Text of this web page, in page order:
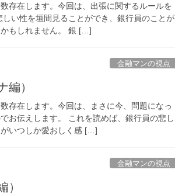
存在します。今回は、出張に関するルールを
い性を垣間見ることができ、銀行員のことが
もしれません。 銀 […]
金融マンの視点
編）
存在します。今回は、まさに今、問題になっ
お伝えします。 これを読めば、銀行員の悲し
いつしか愛おしく感 […]
金融マンの視点
）